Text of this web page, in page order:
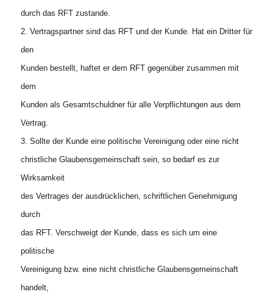
durch das RFT zustande.
2. Vertragspartner sind das RFT und der Kunde. Hat ein Dritter für
den
Kunden bestellt, haftet er dem RFT gegenüber zusammen mit
dem
Kunden als Gesamtschuldner für alle Verpflichtungen aus dem
Vertrag.
3. Sollte der Kunde eine politische Vereinigung oder eine nicht
christliche Glaubensgemeinschaft sein, so bedarf es zur
Wirksamkeit
des Vertrages der ausdrücklichen, schriftlichen Genehmigung
durch
das RFT. Verschweigt der Kunde, dass es sich um eine
politische
Vereinigung bzw. eine nicht christliche Glaubensgemeinschaft
handelt,